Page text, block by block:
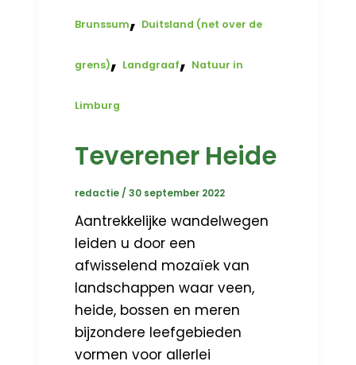
Brunssum, Duitsland (net over de
grens), Landgraaf, Natuur in
Limburg
Teverener Heide
redactie /30 september 2022
Aantrekkelijke wandelwegen
leiden u door een
afwisselend mozaïek van
landschappen waar veen,
heide, bossen en meren
bijzondere leefgebieden
vormen voor allerlei